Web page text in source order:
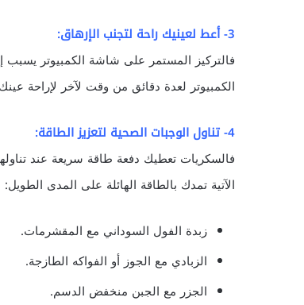
3- أعط لعينيك راحة لتجنب الإرهاق:
فالتركيز المستمر على شاشة الكمبيوتر يسبب
الكمبيوتر لعدة دقائق من وقت لآخر لإراحة
4- تناول الوجبات الصحية لتعزيز الطاقة:
فالسكريات تعطيك دفعة طاقة سريعة عند
الآتية تمدك بالطاقة الهائلة على المدى الطويل:
زبدة الفول السوداني مع المقشرمات.
الزبادي مع الجوز أو الفواكه الطازجة.
الجزر مع الجبن منخفض الدسم.